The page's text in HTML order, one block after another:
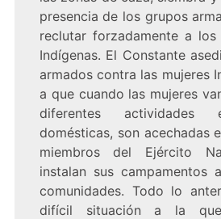
presencia de los grupos
reclutar forzadamente a
Indígenas. El Constante
armados contra las mujeres
a que cuando las mujeres
diferentes actividades
domésticas, son acechadas
miembros del Ejército
instalan sus campamentos
comunidades. Todo lo
difícil situación a la